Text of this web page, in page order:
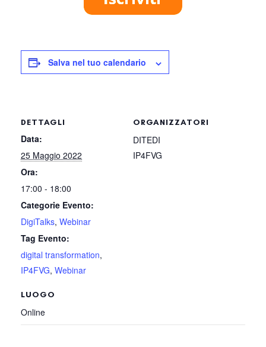
Salva nel tuo calendario
DETTAGLI
Data:
25 Maggio 2022
Ora:
17:00 - 18:00
Categorie Evento:
DigiTalks, Webinar
Tag Evento:
digital transformation,
IP4FVG, Webinar
LUOGO
Online
ORGANIZZATORI
DITEDI
IP4FVG